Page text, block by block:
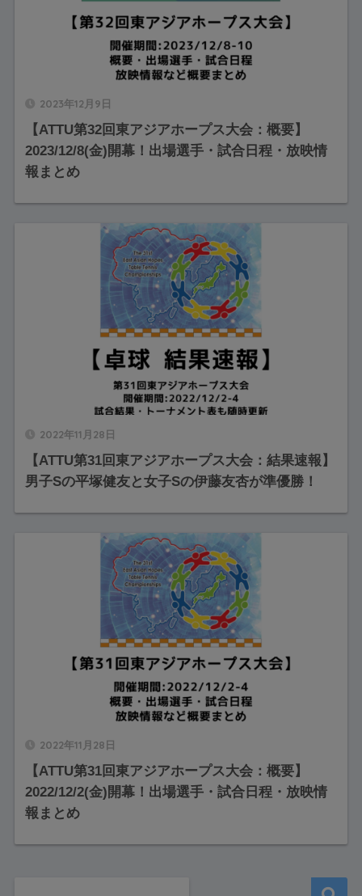
2023年12月9日
【ATTU第32回東アジアホープス大会：概要】
2023/12/8(金)開幕！出場選手・試合日程・放映情
報まとめ
2022年11月28日
【ATTU第31回東アジアホープス大会：結果速報】
男子Sの平塚健友と女子Sの伊藤友杏が準優勝！
2022年11月28日
【ATTU第31回東アジアホープス大会：概要】
2022/12/2(金)開幕！出場選手・試合日程・放映情
報まとめ